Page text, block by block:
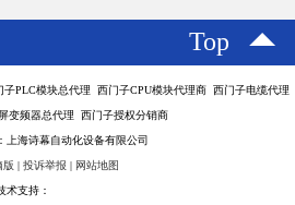
Top
PLC模块总代理 西门子CPU模块代理商 西门子电缆代理
变频器总代理 西门子授权分销商
上海诗幕自动化设备有限公司
版 | 投诉举报 | 网站地图
术支持：